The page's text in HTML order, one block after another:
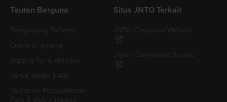
Tautan Berguna Situs JNTO Terkait